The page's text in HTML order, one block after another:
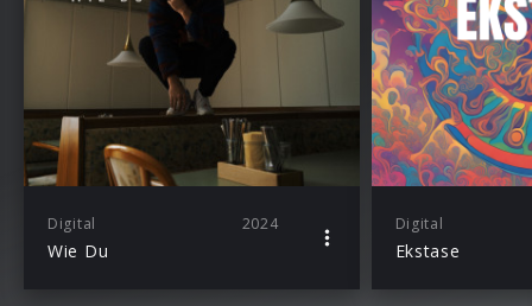
Digital 2024
Wie Du
Digital
Ekstase